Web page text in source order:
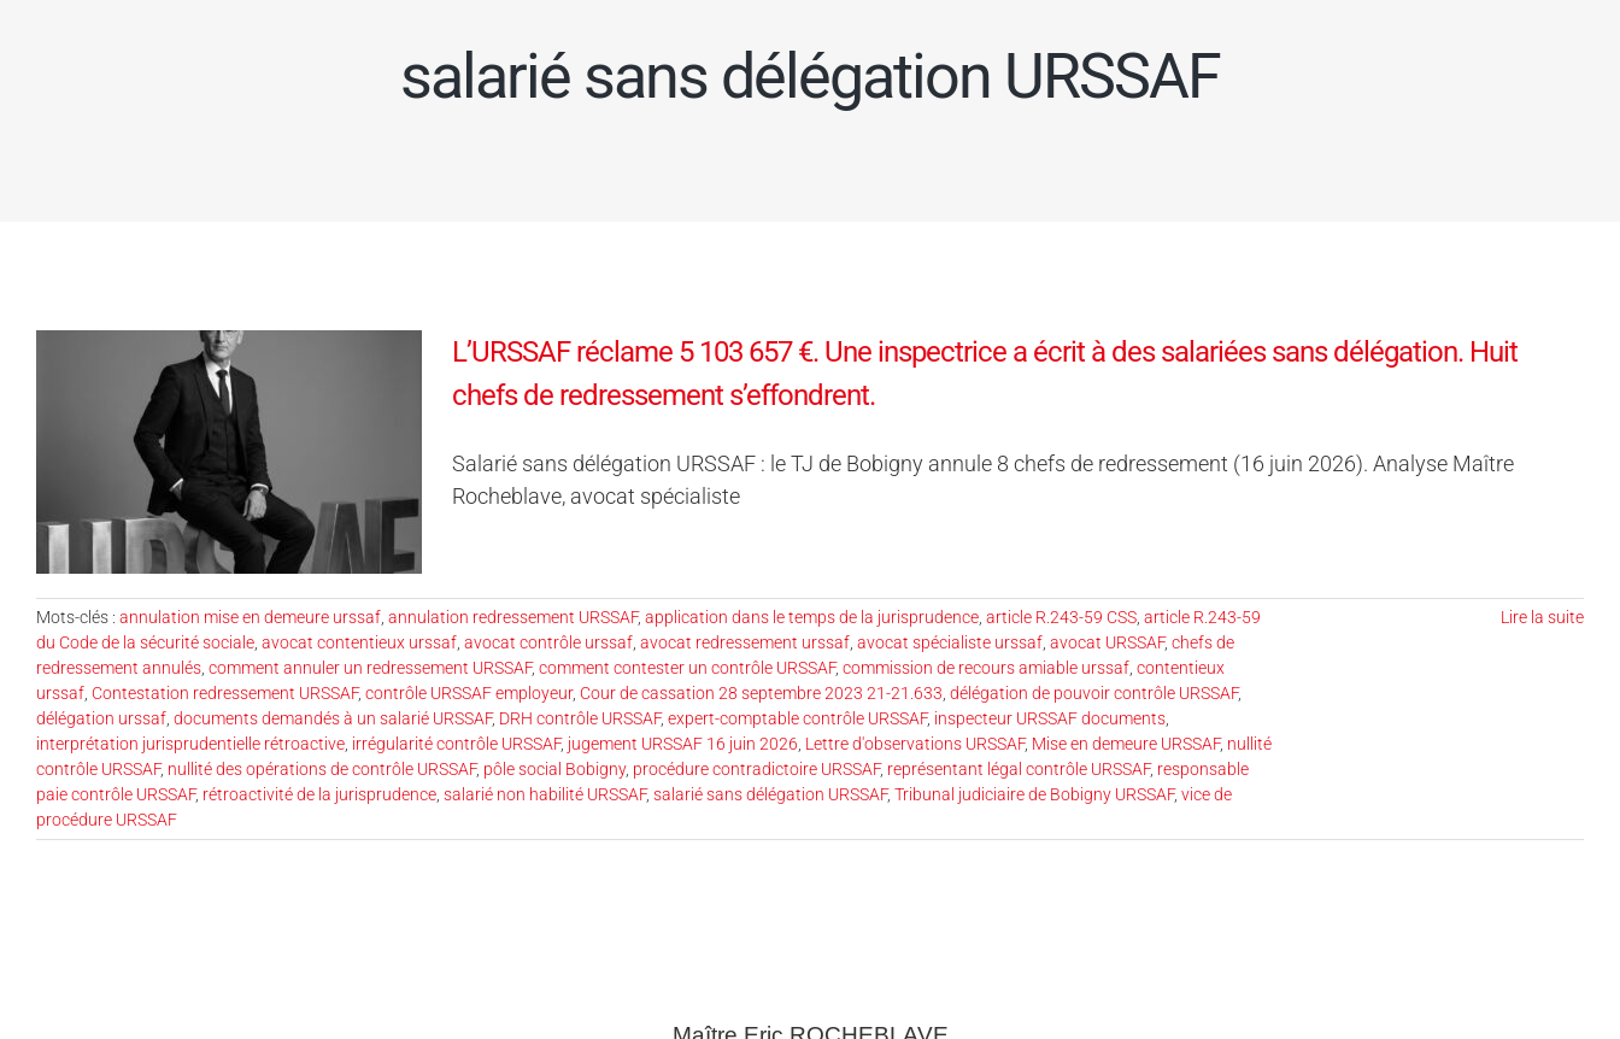
salarié sans délégation URSSAF
L’URSSAF réclame 5 103 657 €. Une inspectrice a écrit à des salariées sans délégation. Huit
chefs de redressement s’effondrent.
Salarié sans délégation URSSAF : le TJ de Bobigny annule 8 chefs de redressement (16 juin 2026). Analyse Maître
Rocheblave, avocat spécialiste
Mots-clés : annulation mise en demeure urssaf annulation redressement URSSAF, application dans le temps de la jurisprudence article R.243-59 CSS article R.243-59
du Code de la sécurité sociale avocat contentieux urssaf avocat contrôle urssaf avocat redressement urssaf avocat spécialiste urssaf avocat URSSAF, chefs de
redressement annulés comment annuler un redressement URSSAF, comment contester un contrôle URSSAF, commission de recours amiable urssaf contentieux
urssaf Contestation redressement URSSAF, contrôle URSSAF employeur, Cour de cassation 28 septembre 2023 21-21.633 délégation de pouvoir contrôle URSSAF,
délégation urssaf documents demandés à un salarié URSSAF, DRH contrôle URSSAF, expert-comptable contrôle URSSAF, inspecteur URSSAF documents
interprétation jurisprudentielle rétroactive irrégularité contrôle URSSAF, jugement URSSAF 16 juin 2026 Lettre d'observations URSSAF, Mise en demeure URSSAF, nullité
contrôle URSSAF, nullité des opérations de contrôle URSSAF, pôle social Bobigny, procédure contradictoire URSSAF, représentant légal contrôle URSSAF, responsable
paie contrôle URSSAF, rétroactivité de la jurisprudence salarié non habilité URSSAF, salarié sans délégation URSSAF, Tribunal judiciaire de Bobigny URSSAF, vice de
procédure URSSAF
Lire la suite